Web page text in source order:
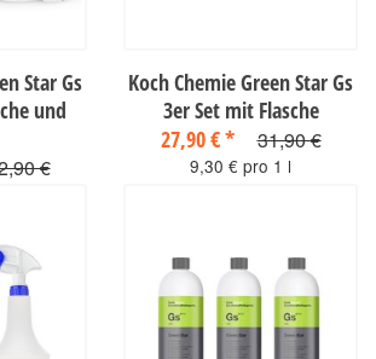
Star Gs
und
€
Koch Chemie Green Star Gs
3er Set mit Flasche
27,90 €* 31,90 €
9,30 € pro 1 l